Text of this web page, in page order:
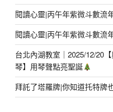
閱讀心靈|丙午年紫微斗數流
閱讀心靈|丙午年紫微斗數流
台北內湖教室｜2025/12/20
琴】用琴聲點亮聖誕
拜託了塔羅牌|你知道托特牌